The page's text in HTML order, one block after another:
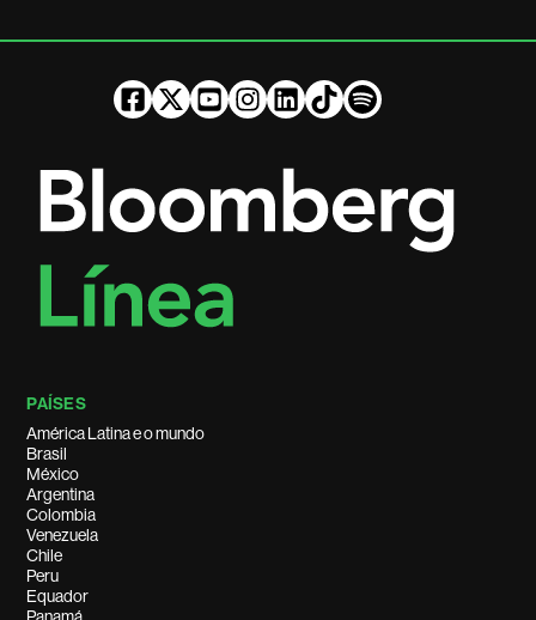
PAÍSES
América Latina e o mundo
Brasil
México
Argentina
Colombia
Venezuela
Chile
Peru
Equador